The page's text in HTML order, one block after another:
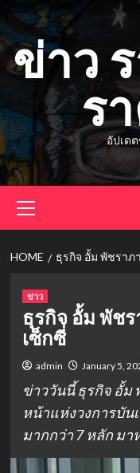
to
content
ข่าว
ร
อัปเด
Menu
HOME ธุรกิจ อั้ม พัชราภ
ข่าว
ธุรกิจ อั้ม พัช
เซ็กซี่
admin January 5,
ข่าววันนี้ ธุรกิจ อั้ม
หน้าแห่งวงการบัน
มากกว่า 7 หลัก ม